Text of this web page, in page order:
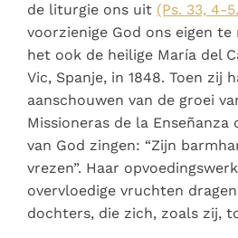
de liturgie ons uit (Ps. 33, 4-
voorzienige God ons eigen
het ook de heilige María del
Vic, Spanje, in 1848. Toen zij
aanschouwen van de groei
Missioneras de la
van God zingen: “Zijn
vrezen”. Haar
overvloedige vruchten
dochters, die zich, zoals zij,